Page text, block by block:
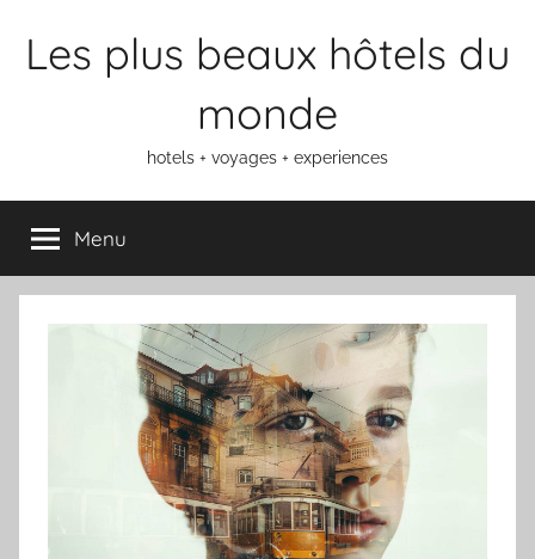
Les plus beaux hôtels du
monde
hotels + voyages + experiences
Menu